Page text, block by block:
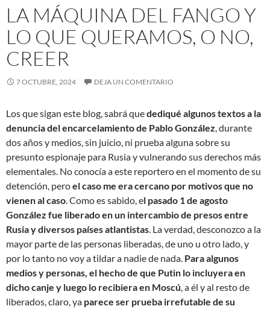
LA MÁQUINA DEL FANGO Y
LO QUE QUERAMOS, O NO,
CREER
7 OCTUBRE, 2024 DEJA UN COMENTARIO
Los que sigan este blog, sabrá quedediqué algunos textos a la
denuncia del encarcelamiento de Pablo González , durante
dos años y medios, sin juicio, ni prueba alguna sobre su
presunto espionaje para Rusia y vulnerando sus derechos más
elementales. No conocía a este reportero en el momento de su
detención, peroel caso me era cercano por motivos que no
vienen al caso . Como es sabido, el pasado 1 de agosto
González fue liberado en un intercambio de presos entre
Rusia y diversos países atlantistas . La verdad, desconozco a la
mayor parte de las personas liberadas, de uno u otro lado, y
por lo tanto no voy a tildar a nadie de nada. Para algunos
medios y personas, el hecho de que Putin lo incluyera en
dicho canje y luego lo recibiera en Moscú , a él y al resto de
liberados, claro, ya parece ser prueba irrefutable de su